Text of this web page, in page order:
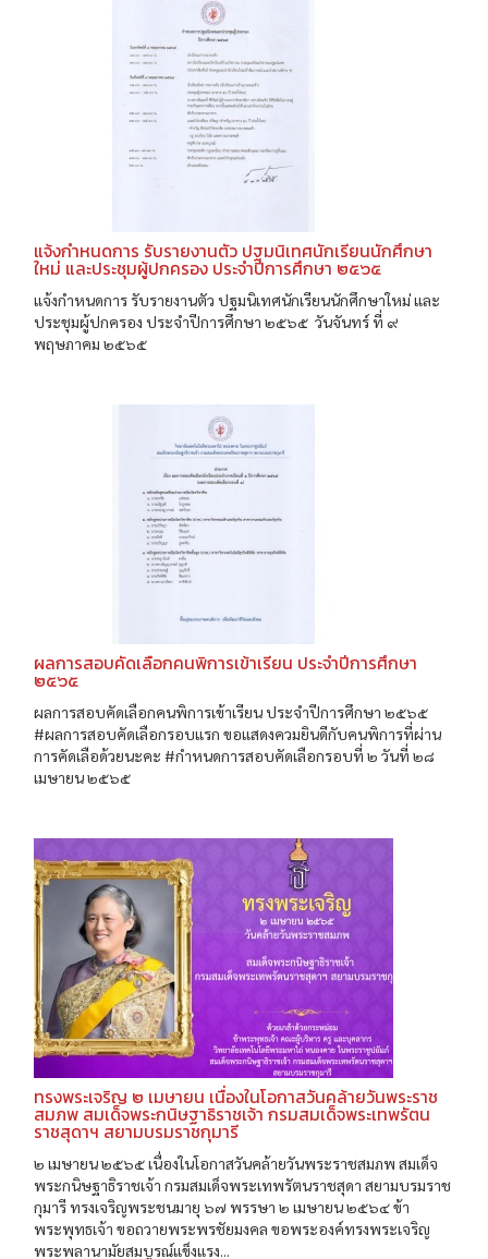
แจ้งกำหนดการ รับรายงานตัว ปฐมนิเทศนักเรียนนักศึกษา
ใหม่ และประชุมผู้ปกครอง ประจำปีการศึกษา ๒๕๖๕
แจ้งกำหนดการ รับรายงานตัว ปฐมนิเทศนักเรียนนักศึกษาใหม่ และ
ประชุมผู้ปกครอง ประจำปีการศึกษา ๒๕๖๕ วันจันทร์ ที่ ๙
พฤษภาคม ๒๕๖๕
ผลการสอบคัดเลือกคนพิการเข้าเรียน ประจำปีการศึกษา
๒๕๖๕
ผลการสอบคัดเลือกคนพิการเข้าเรียน ประจำปีการศึกษา ๒๕๖๕
#ผลการสอบคัดเลือกรอบแรก ขอแสดงควมยินดีกับคนพิการที่ผ่าน
การคัดเลือด้วยนะคะ #กำหนดการสอบคัดเลือกรอบที่ ๒ วันที่ ๒๘
เมษายน ๒๕๖๕
ทรงพระเจริญ ๒ เมษายน เนื่องในโอกาสวันคล้ายวันพระราช
สมภพ สมเด็จพระกนิษฐาธิราชเจ้า กรมสมเด็จพระเทพรัตน
ราชสุดาฯ สยามบรมราชกุมารี
๒ เมษายน ๒๕๖๕ เนื่องในโอกาสวันคล้ายวันพระราชสมภพ สมเด็จ
พระกนิษฐาธิราชเจ้า กรมสมเด็จพระเทพรัตนราชสุดา สยามบรมราช
กุมารี ทรงเจริญพระชนมายุ ๖๗ พรรษา ๒ เมษายน ๒๕๖๔ ข้า
พระพุทธเจ้า ขอถวายพระพรชัยมงคล ขอพระองค์ทรงพระเจริญ
พระพลานามัยสมบูรณ์แข็งแรง...